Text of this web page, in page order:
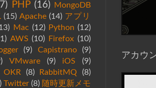
アカウ
PHP (16) MongoDB
(15) Apache (14) アプリ
Mac (12) Python (12)
AWS (10) Firefox (10)
(9) Capistrano
(9)
VMware (9) iOS
(9)
OKR (8) RabbitMQ
(8)
Twitter (8) 随時更新メモ